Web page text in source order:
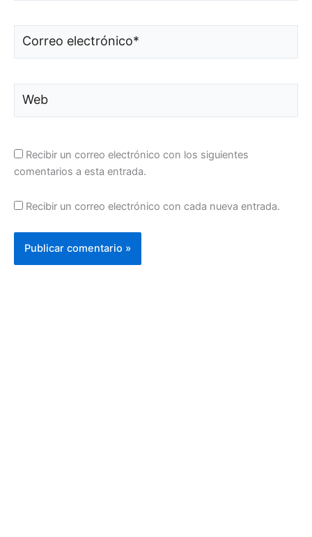
Correo
electrónico*
Recibir un correo electrónico con los siguientes
comentarios a esta entrada.
Recibir un correo electrónico con cada nueva entrada.